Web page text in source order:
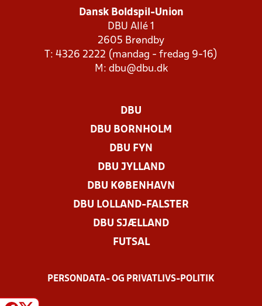
Dansk Boldspil-Union
DBU Allé 1
2605 Brøndby
T: 4326 2222 (mandag - fredag 9-16)
M: dbu@dbu.dk
DBU
DBU BORNHOLM
DBU FYN
DBU JYLLAND
DBU KØBENHAVN
DBU LOLLAND-FALSTER
DBU SJÆLLAND
FUTSAL
PERSONDATA- OG PRIVATLIVS-POLITIK